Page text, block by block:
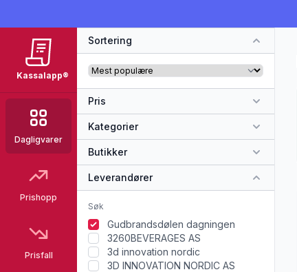
Kassalapp®
Dagligvarer
Prishopp
Prisfall
Sortering
Pris
Kategorier
Butikker
Leverandører
Gudbrandsdølen dagningen
3260BEVERAGES AS
3d innovation nordic
3D INNOVATION NORDIC AS